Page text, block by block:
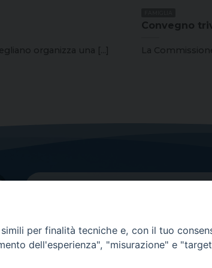
organizza una [...]
Convegno
La
Contatti principali
per finalità tecniche e, con il tuo
dell'esperienza", "misurazione" e